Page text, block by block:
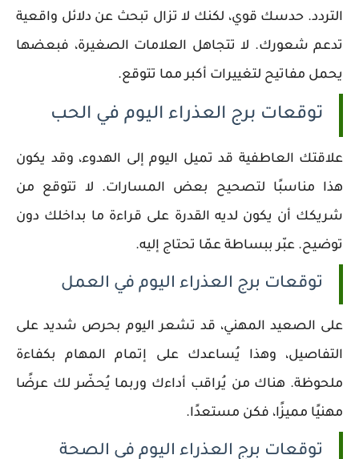
التردد. حدسك قوي، لكنك لا تزال تبحث عن دلائل واقعية
تدعم شعورك. لا تتجاهل العلامات الصغيرة، فبعضها
يحمل مفاتيح لتغييرات أكبر مما تتوقع.
توقعات برج العذراء اليوم في الحب
علاقتك العاطفية قد تميل اليوم إلى الهدوء، وقد يكون
هذا مناسبًا لتصحيح بعض المسارات. لا تتوقع من
شريكك أن يكون لديه القدرة على قراءة ما بداخلك دون
توضيح. عبّر ببساطة عمّا تحتاج إليه.
توقعات برج العذراء اليوم في العمل
على الصعيد المهني، قد تشعر اليوم بحرص شديد على
التفاصيل، وهذا يُساعدك على إتمام المهام بكفاءة
ملحوظة. هناك من يُراقب أداءك وربما يُحضّر لك عرضًا
مهنيًا مميزًا، فكن مستعدًا.
توقعات برج العذراء اليوم في الصحة